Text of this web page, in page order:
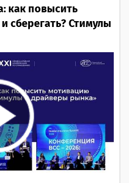
как повысить
сберегать? Стимулы